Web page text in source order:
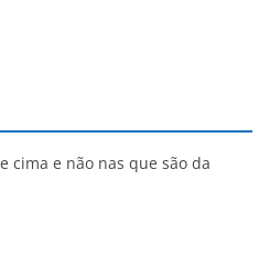
cima e não nas que são da